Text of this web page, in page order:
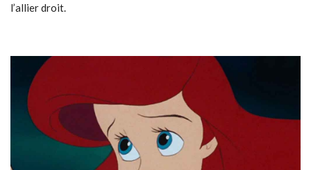
l’allier droit.